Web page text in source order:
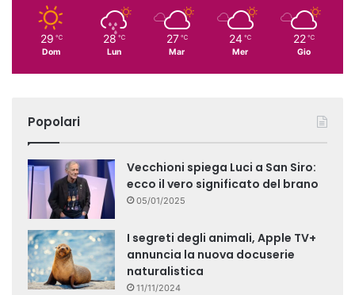
29 ℃
Dom
28 ℃
Lun
27 ℃
Mar
24 ℃
Mer
22 ℃
Gio
Popolari
Vecchioni spiega Luci a San Siro:
ecco il vero significato del brano
05/01/2025
I segreti degli animali, Apple TV+
annuncia la nuova docuserie
naturalistica
11/11/2024